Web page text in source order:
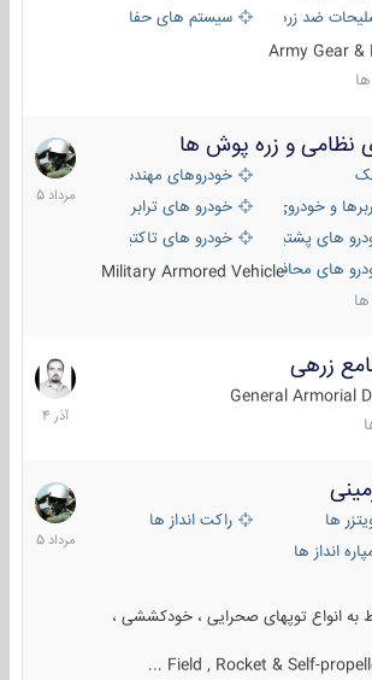
ضد زره
سیستم های حفاظت فعال
Army Gear
و زره پوش ها
خودروهای مهندسی
و خودروی های رزمی پیاده نظام
خودرو های ترابری نظامی
های پشتیبانی آتش ، شناسایی و ضد تانک
خودرو های تاکتیکی نظامی
های محافظت شده
Military Armored Vehicle
2
مرداد
1405
زرهی
General
7
آذر
1404
ها
راکت انداز ها
انداز ها
انواع توپهای صحرایی ، خودکششی ،
Field , Rocket & Self-
9
مرداد
1405